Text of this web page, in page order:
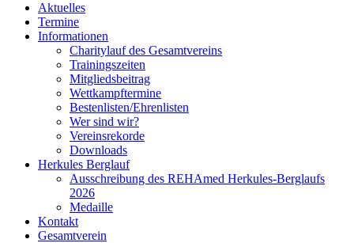
Aktuelles
Termine
Informationen
Charitylauf des Gesamtvereins
Trainingszeiten
Mitgliedsbeitrag
Wettkampftermine
Bestenlisten/Ehrenlisten
Wer sind wir?
Vereinsrekorde
Downloads
Herkules Berglauf
Ausschreibung des REHAmed Herkules-Berglaufs
2026
Medaille
Kontakt
Gesamtverein